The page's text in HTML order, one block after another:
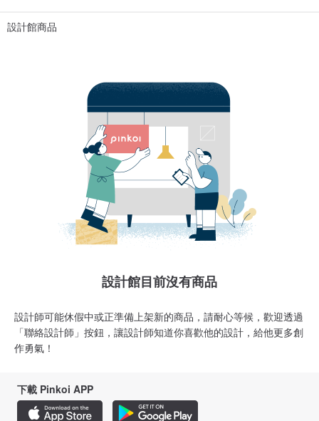
設計館商品
設計館目前沒有商品
設計師可能休假中或正準備上架新的商品，請耐心等候，歡迎透過
「聯絡設計師」按鈕，讓設計師知道你喜歡他的設計，給他更多創
作勇氣！
下載 Pinkoi APP